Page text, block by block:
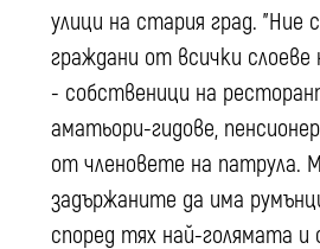
улици на стария град. "Ние
граждани от всички
- собственици на
аматьори-гидове,
от членовете на патрула.
задържаните да има
според тях най-голямата и